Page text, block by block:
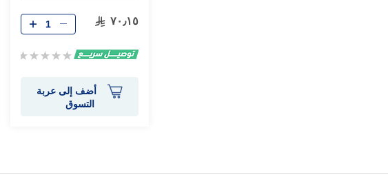
٧٠٫١٥
Rating:
أضف إلى عربة
التسوق